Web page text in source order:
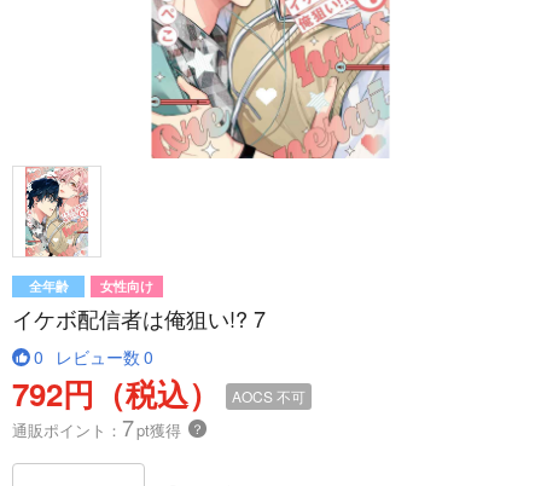
全年齢 女性向け
イケボ配信者は俺狙い!? 7
0 レビュー数 0
792円（税込） AOCS不可
通販ポイント： 7pt獲得 ？